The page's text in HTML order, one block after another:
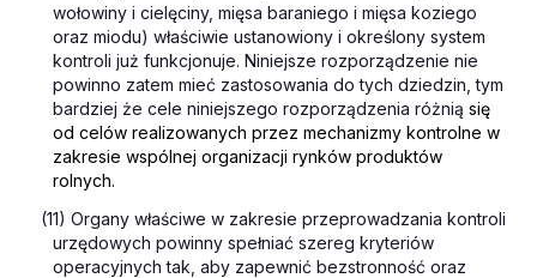
wołowiny i cielęciny, mięsa baraniego i mięsa koziego
oraz miodu) właściwie ustanowiony i określony system
kontroli już funkcjonuje. Niniejsze rozporządzenie nie
powinno zatem mieć zastosowania do tych dziedzin, tym
bardziej że cele niniejszego rozporządzenia różnią się
od celów realizowanych przez mechanizmy kontrolne w
zakresie wspólnej organizacji rynków produktów
rolnych.
(11) Organy właściwe w zakresie przeprowadzania kontroli
urzędowych powinny spełniać szereg kryteriów
operacyjnych tak, aby zapewnić bezstronność oraz